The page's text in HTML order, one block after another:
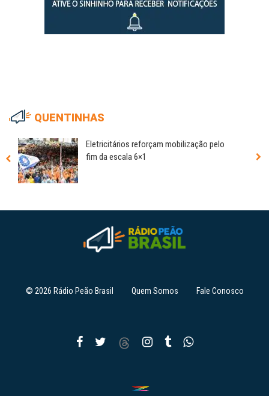
QUENTINHAS
Eletricitários reforçam mobilização pelo
fim da escala 6×1
© 2026 Rádio Peão Brasil Quem Somos Fale Conosco